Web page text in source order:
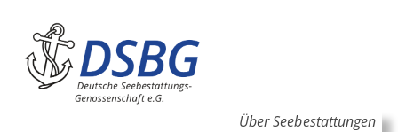
Hauptinhalt
Hauptnavigation
Über Seebestattungen